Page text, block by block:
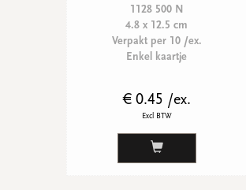
1128 500 N
4.8 x 12.5 cm
Verpakt per 10 /ex.
Enkel kaartje
€ 0.45 /ex.
Excl BTW